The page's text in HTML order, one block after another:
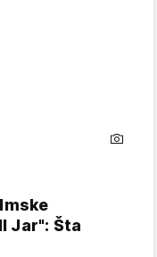
Jar": Šta